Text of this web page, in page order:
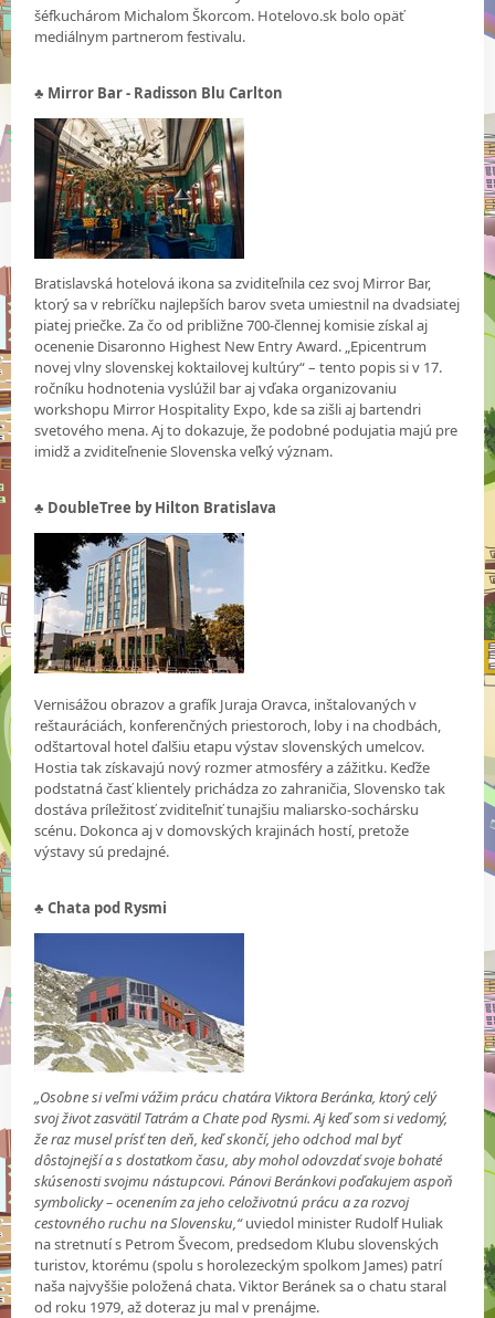
šéfkuchárom Michalom Škorcom. Hotelovo.sk bolo opäť
mediálnym partnerom festivalu.
♣ Mirror Bar - Radisson Blu Carlton
Bratislavská hotelová ikona sa zviditeľnila cez svoj Mirror Bar,
ktorý sa v rebríčku najlepších barov sveta umiestnil na dvadsiatej
piatej priečke. Za čo od približne 700-člennej komisie získal aj
ocenenie Disaronno Highest New Entry Award. „Epicentrum
novej vlny slovenskej koktailovej kultúry“ – tento popis si v 17.
ročníku hodnotenia vyslúžil bar aj vďaka organizovaniu
workshopu Mirror Hospitality Expo, kde sa zišli aj bartendri
svetového mena. Aj to dokazuje, že podobné podujatia majú pre
imidž a zviditeľnenie Slovenska veľký význam.
♣ DoubleTree by Hilton Bratislava
Vernisážou obrazov a grafík Juraja Oravca, inštalovaných v
reštauráciách, konferenčných priestoroch, loby i na chodbách,
odštartoval hotel ďalšiu etapu výstav slovenských umelcov.
Hostia tak získavajú nový rozmer atmosféry a zážitku. Keďže
podstatná časť klientely prichádza zo zahraničia, Slovensko tak
dostáva príležitosť zviditeľniť tunajšiu maliarsko-sochársku
scénu. Dokonca aj v domovských krajinách hostí, pretože
výstavy sú predajné.
♣ Chata pod Rysmi
„Osobne si veľmi vážim prácu chatára Viktora Beránka, ktorý celý
svoj život zasvätil Tatrám a Chate pod Rysmi. Aj keď som si vedomý,
že raz musel prísť ten deň, keď skončí, jeho odchod mal byť
dôstojnejší a s dostatkom času, aby mohol odovzdať svoje bohaté
skúsenosti svojmu nástupcovi. Pánovi Beránkovi poďakujem aspoň
symbolicky – ocenením za jeho celoživotnú prácu a za rozvoj
cestovného ruchu na Slovensku,“uviedol minister Rudolf Huliak
na stretnutí s Petrom Švecom, predsedom Klubu slovenských
turistov, ktorému (spolu s horolezeckým spolkom James) patrí
naša najvyššie položená chata. Viktor Beránek sa o chatu staral
od roku 1979, až doteraz ju mal v prenájme.